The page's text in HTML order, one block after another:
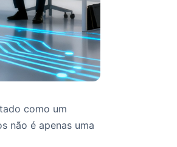
como um
não é apenas uma